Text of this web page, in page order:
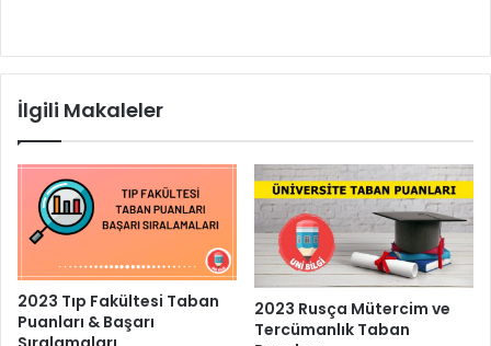
İlgili Makaleler
2023 Tıp Fakültesi Taban
Puanları & Başarı
2023 Rusça Mütercim ve
Tercümanlık Taban